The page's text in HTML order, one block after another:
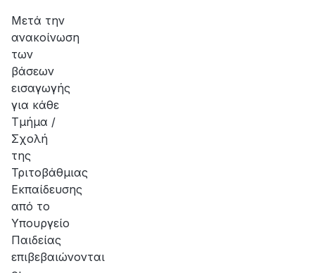
Μετά την
ανακοίνωση
των
βάσεων
εισαγωγής
για κάθε
Τμήμα /
Σχολή
της
Τριτοβάθμιας
Εκπαίδευσης
από το
Υπουργείο
Παιδείας
επιβεβαιώνονται